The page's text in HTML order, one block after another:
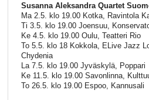
Susanna Aleksandra Quartet
Ma 2.5. klo 19.00 Kotka, Ravintola
Ti 3.5. klo 19.00 Joensuu,
Ke 4.5. klo 19.00 Oulu, Teatteri Rio
To 5.5. klo 18 Kokkola, ELive Jazz
Chydenia
La 7.5. klo 19.00 Jyväskylä, Poppari
Ke 11.5. klo 19.00 Savonlinna,
To 26.5. klo 19.00 Espoo, Kannusali